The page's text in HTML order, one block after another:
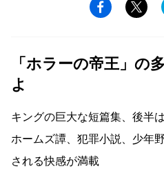
「ホラーの帝王」の
よ
キングの巨大な短篇集、後半
ホームズ譚、犯罪小説、少年
される快感が満載